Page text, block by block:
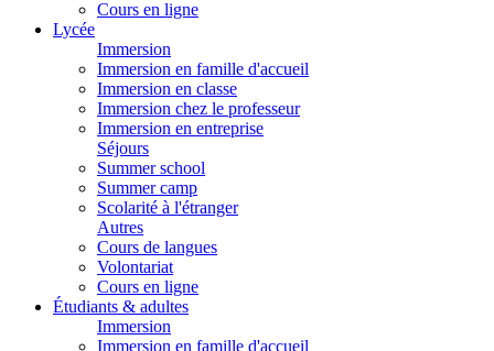
Cours en ligne
Lycée
Immersion
Immersion en famille d'accueil
Immersion en classe
Immersion chez le professeur
Immersion en entreprise
Séjours
Summer school
Summer camp
Scolarité à l'étranger
Autres
Cours de langues
Volontariat
Cours en ligne
Étudiants & adultes
Immersion
Immersion en famille d'accueil